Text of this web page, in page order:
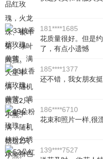
181****1685
花质量很好。但是
了，有点小遗憾
185****1377
还不错，我女朋友
186****6710
花束和照片一样,很
139****7527